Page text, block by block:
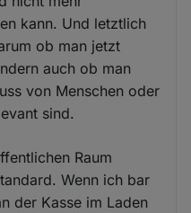
kann. Und letztlich
ob man jetzt
auch ob man
von Menschen oder
sind.
Raum
Wenn ich bar
der Kasse im Laden